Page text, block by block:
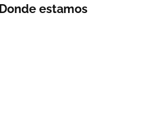
Donde estamos